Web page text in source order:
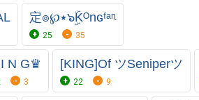
定๏℘٭๖ۣۜKᴼnɢᶠᵃᶯ
25 35
N G♛
3
[KING]Of ツSeniperツ
22 9